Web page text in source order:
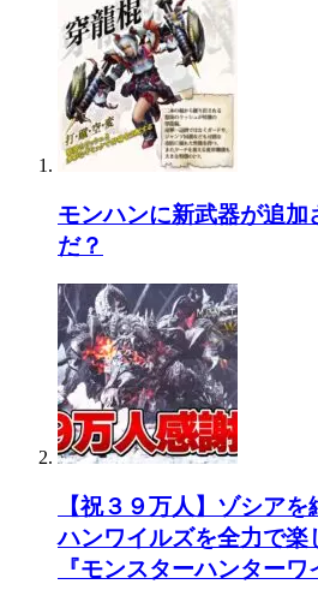
モンハンに新武器が追加
だ？
【祝３９万人】ゾシア
ハンワイルズを全力で楽
『モンスターハンターワ